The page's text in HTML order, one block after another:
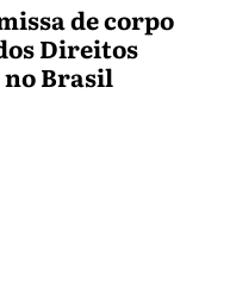
de corpo
Direitos
Brasil